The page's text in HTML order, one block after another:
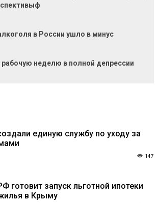
в России ушло в минус
рабочую неделю в полной депрессии
единую службу по уходу за
147
готовит запуск льготной ипотеки
в Крыму